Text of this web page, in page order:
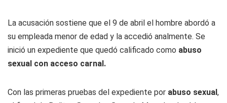
La acusación sostiene que el 9 de abril el hombre abordó a
su empleada menor de edad y la accedió analmente. Se
inició un expediente que quedó calificado como abuso
sexual con acceso carnal.
Con las primeras pruebas del expediente por abuso sexual,